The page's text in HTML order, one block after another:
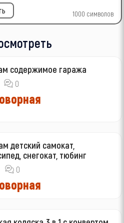
1000 символов
содержимое гаража
0
детский самокат,
снегокат, тюбинг
0